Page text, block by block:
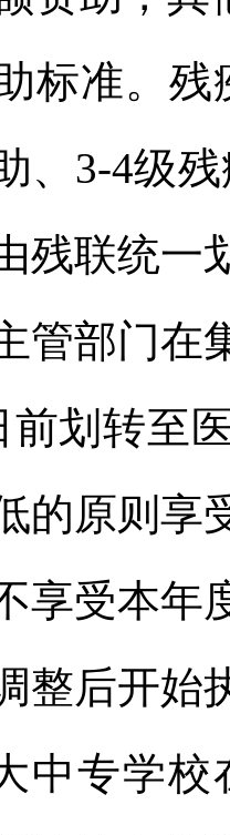
标准。
、3-4级
残联统一
管部门在
前划转至
的原则享
享受本年
整后开始
中专学